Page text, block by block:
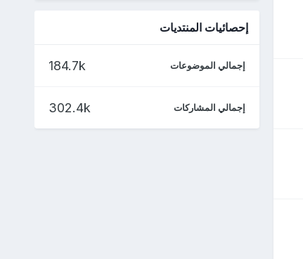
إحصائيات المنتديات
إجمالي الموضوعات 184.7k
إجمالي المشاركات 302.4k